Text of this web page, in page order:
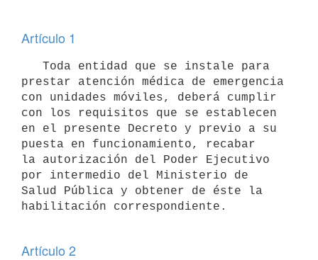
Artículo 1
prestar atención médica de emergencia
con unidades móviles, deberá cumplir
con los requisitos que se establecen
en el presente Decreto y previo a su
puesta en funcionamiento, recabar
la autorización del Poder Ejecutivo
por intermedio del Ministerio de
Salud Pública y obtener de éste la
habilitación correspondiente.
Artículo 2